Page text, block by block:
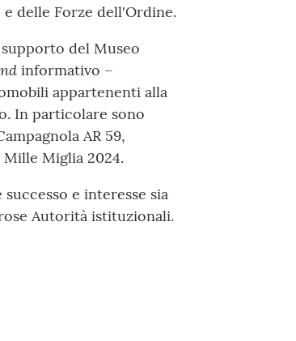
e delle Forze dell'Ordine.
del Museo
informativo –
appartenenti alla
In particolare sono
AR 59,
Miglia 2024.
e interesse sia
Autorità istituzionali.